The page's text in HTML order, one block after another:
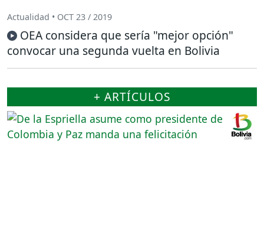
Actualidad • OCT 23 / 2019
OEA considera que sería "mejor opción"
convocar una segunda vuelta en Bolivia
+ ARTÍCULOS